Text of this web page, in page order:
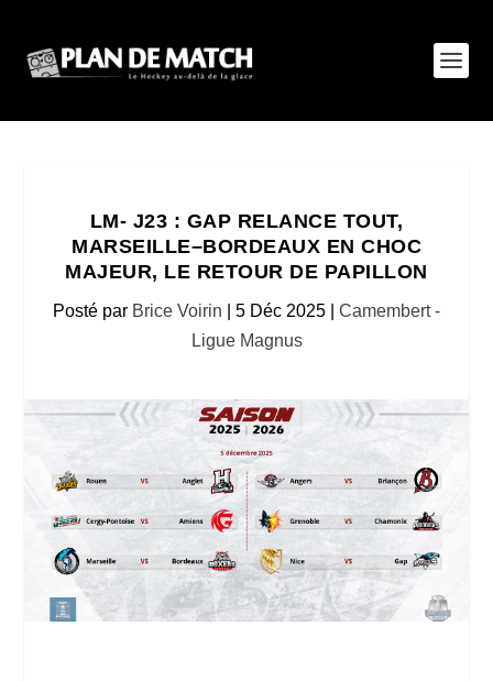
LM- J23 : GAP RELANCE TOUT,
MARSEILLE–BORDEAUX EN CHOC
MAJEUR, LE RETOUR DE PAPILLON
Posté par Brice Voirin 5 Déc 2025
Camembert -
Ligue Magnus